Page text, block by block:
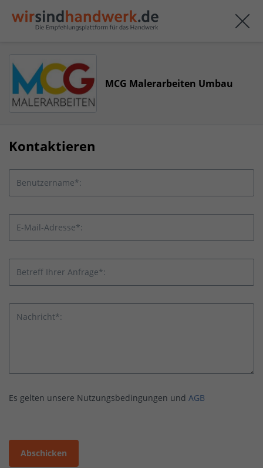
MCG Malerarbeiten Umbau
Kontaktieren
Benutzername*:
E-Mail-Adresse*:
Betreff Ihrer Anfrage*:
Nachricht*:
Es gelten unsere Nutzungsbedingungen und AGB
Abschicken